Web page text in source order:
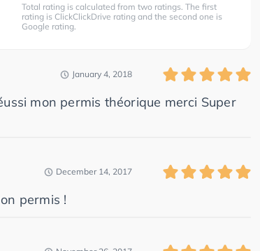
Total rating is calculated from two ratings. The first
rating is ClickClickDrive rating and the second one is
Google rating.
January 4, 2018
mon permis théorique merci Super
December 14, 2017
permis !